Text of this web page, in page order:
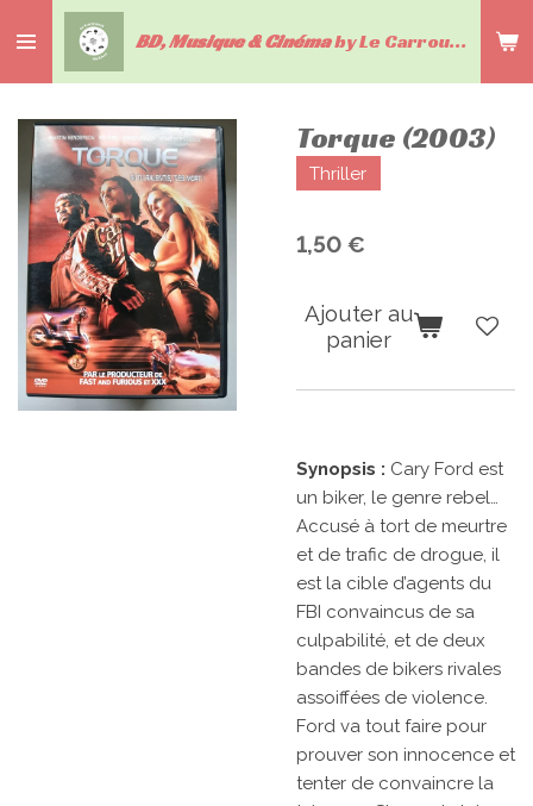
au
contenu
BD, Musique & Cinémaby Le Carrousel du livre
Torque (2003)
Thriller
1,50 €
Ajouter au
panier
Synopsis : Cary Ford est
un biker, le genre rebel…
Accusé à tort de meurtre
et de trafic de drogue, il
est la cible d’agents du
FBI convaincus de sa
culpabilité, et de deux
bandes de bikers rivales
assoiffées de violence.
Ford va tout faire pour
prouver son innocence et
tenter de convaincre la